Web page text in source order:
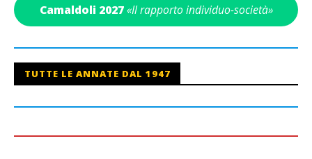
Camaldoli 2027 «Il rapporto individuo-società»
TUTTE LE ANNATE DAL 1947